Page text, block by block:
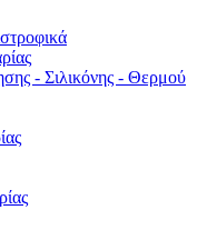
- Σιλικόνης - Θερμού